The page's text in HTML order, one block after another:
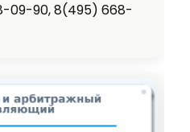
09-90, 8(495) 668-